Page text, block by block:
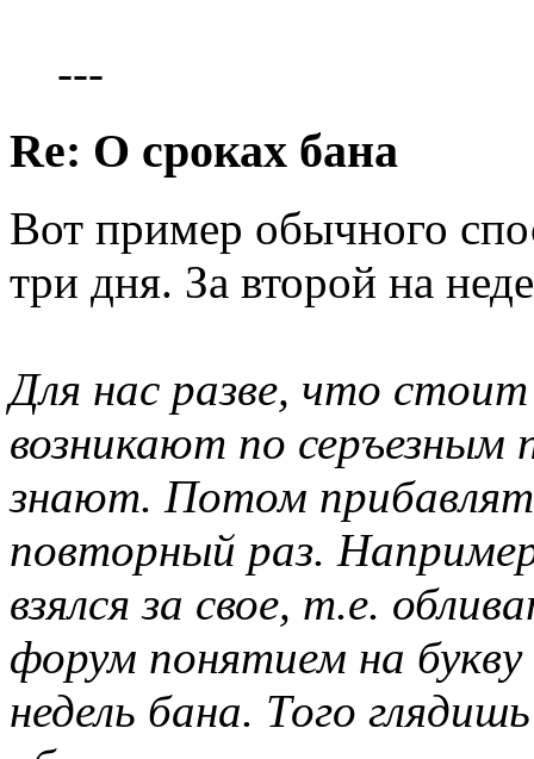
---
Re: О сроках бана
Вот пример обычного
три дня. За второй на
Для нас разве, что
возникают по серъезным
знают. Потом
повторный раз.
взялся за свое, т.е.
форум понятием на
недель бана. Того